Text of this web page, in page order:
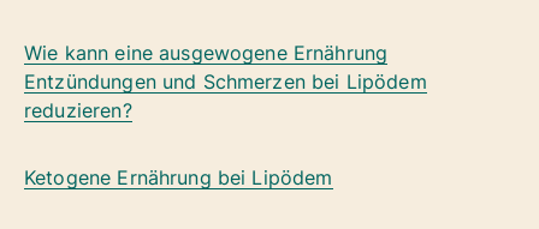
Wie kann eine ausgewogene Ernährung
Entzündungen und Schmerzen bei Lipödem
reduzieren?
Ketogene Ernährung bei Lipödem